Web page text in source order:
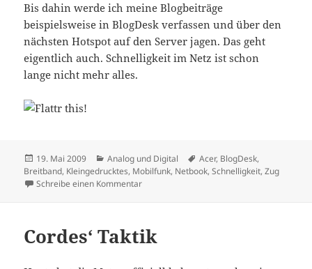
Bis dahin werde ich meine Blogbeiträge
beispielsweise in BlogDesk verfassen und über den
nächsten Hotspot auf den Server jagen. Das geht
eigentlich auch. Schnelligkeit im Netz ist schon
lange nicht mehr alles.
Veröffentlicht
am
19. Mai 2009 Kategorien
Analog und Digital Schlagwörter
Acer, BlogDesk,
Breitband, Kleingedrucktes, Mobilfunk, Netbook,Schnelligkeit,Zug
Schreibe einen Kommentarzu Netbook
Cordes‘ Taktik